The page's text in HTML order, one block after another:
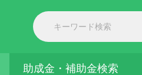
助成金・補助金検索